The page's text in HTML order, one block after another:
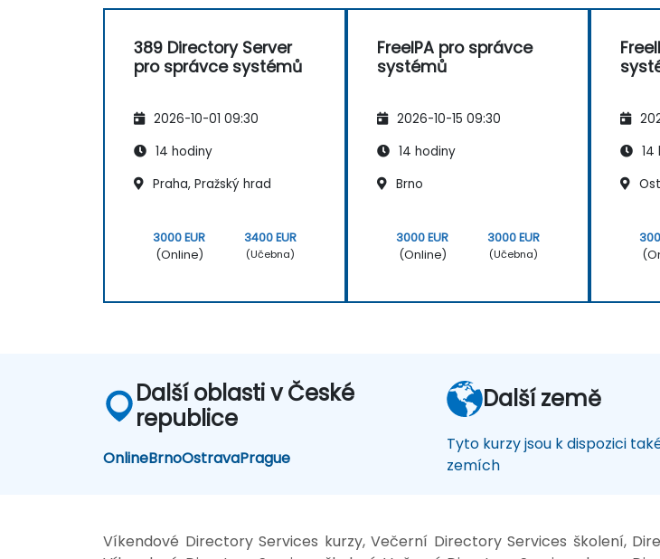
389 Directory Server
pro správce systémů
2026-10-01 09:30
14 hodiny
Praha, Pražský hrad
3000 EUR
(Online)
3400 EUR
(Učebna)
FreeIPA pro správce
systémů
2026-10-15 09:30
14 hodiny
Brno
3000 EUR
(Online)
3000 EUR
(Učebna)
14
Další oblasti v České
republice
OnlineBrnoOstravaPrague
Další země
Tyto kurzy jsou k dispozici
zemích
Víkendové Directory Services kurzy, Večerní Directory Services školení,